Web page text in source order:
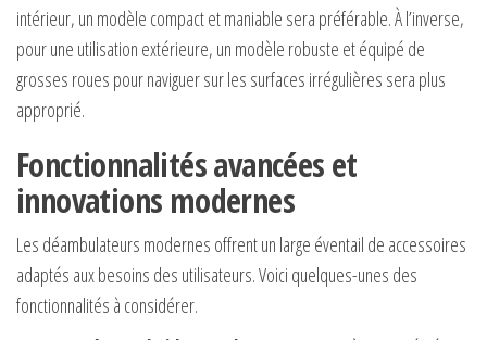
intérieur, un modèle compact et maniable sera préférable. À l’inverse,
pour une utilisation extérieure, un modèle robuste et équipé de
grosses roues pour naviguer sur les surfaces irrégulières sera plus
approprié.
Fonctionnalités avancées et
innovations modernes
Les déambulateurs modernes offrent un large éventail de accessoires
adaptés aux besoins des utilisateurs. Voici quelques-unes des
fonctionnalités à considérer.